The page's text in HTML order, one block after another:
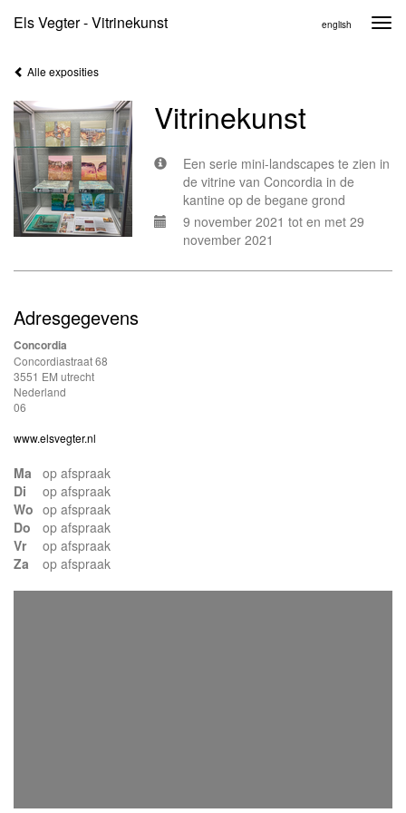
Els Vegter - Vitrinekunst english
Alle exposities
Vitrinekunst
Een serie mini-landscapes te zien in
de vitrine van Concordia in de
kantine op de begane grond
9 november 2021 tot en met 29
november 2021
Adresgegevens
Concordia
Concordiastraat 68
3551 EM utrecht
Nederland
06
www.elsvegter.nl
Ma
op afspraak
Di
op afspraak
Wo op afspraak
Do
op afspraak
Vr
op afspraak
Za
op afspraak